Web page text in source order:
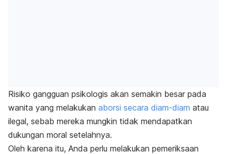
Risiko gangguan psikologis akan semakin besar pada
wanita yang melakukan aborsi secara diam-diam atau
ilegal, sebab mereka mungkin tidak mendapatkan
dukungan moral setelahnya.
Oleh karena itu, Anda perlu melakukan pemeriksaan